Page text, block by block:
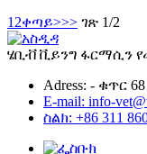
1 2ቀጣይ>>> ገጽ 1/2
ሄቢቭ ቪይንግ ፋርማሲን
Adress: - ቁጥር
E-mail: info-
ስልክ: +86 311